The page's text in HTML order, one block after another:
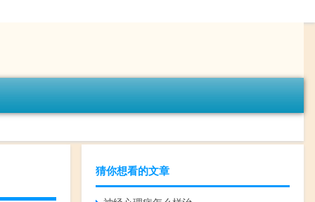
猜你想看的文章